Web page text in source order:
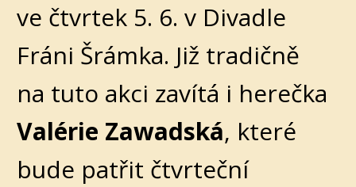
ve čtvrtek 5. 6. v Divadle
Fráni Šrámka. Již tradičně
na tuto akci zavítá i herečka
Valérie Zawadská, které
bude patřit čtvrteční